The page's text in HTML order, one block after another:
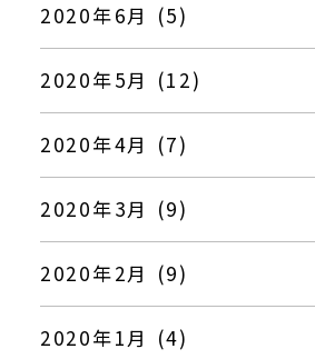
2020年6月 (5)
2020年5月 (12)
2020年4月 (7)
2020年3月 (9)
2020年2月 (9)
2020年1月 (4)